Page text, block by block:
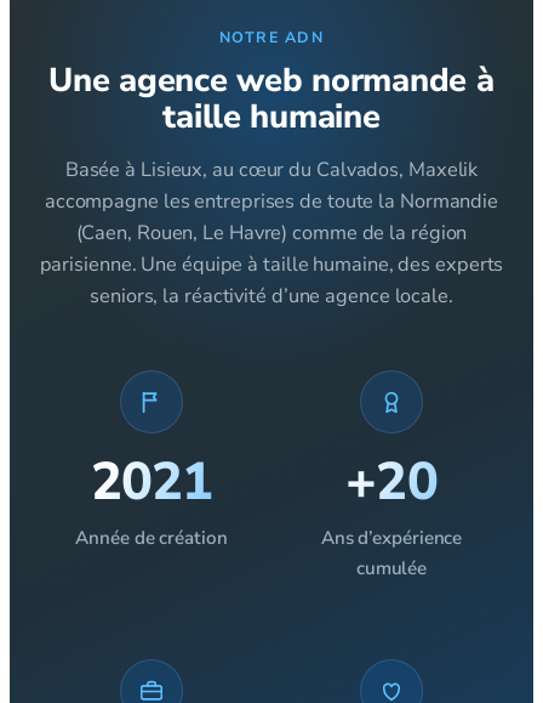
NOTRE ADN
Une agence web normande à
taille humaine
Basée à Lisieux, au cœur du Calvados, Maxelik
accompagne les entreprises de toute la Normandie
(Caen, Rouen, Le Havre) comme de la région
parisienne. Une équipe à taille humaine, des experts
seniors, la réactivité d’une agence locale.
2021
Année de création
+20
Ans d’expérience
cumulée